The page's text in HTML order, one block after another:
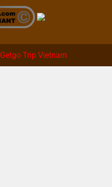
Getgo Trip Vietnam